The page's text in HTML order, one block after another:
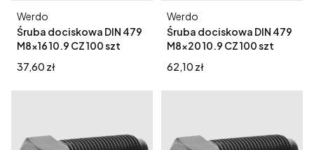
Śruba dociskowa DIN 479
M8x16 10.9 CZ 100 szt
Producent
Werdo
Cena
37,60 zł
Śruba dociskowa DIN 479
M8x20 10.9 CZ 100 szt
Producent
Werdo
Cena
62,10 zł